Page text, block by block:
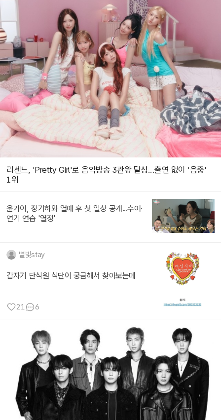
리센느, 'Pretty Girl'로 음악방송 3관왕 달성...출연 없이 '음중'
1위
윤가이, 장기하와 열애 후 첫 일상 공개...수어·
연기 연습 '열정'
별빛stay
갑자기 단식원 식단이 궁금해서 찾아보는데
21 6